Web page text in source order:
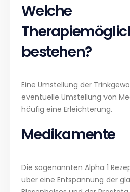
Welche
bestehen?
Eine Umstellung der
eventuelle Umstellung von
häufig eine Erleichterung.
Medikamente
Die sogenannten Alpha 1
über eine Entspannung der